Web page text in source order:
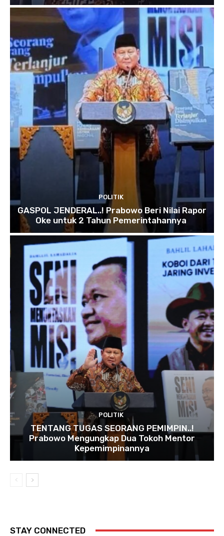
POLITIK
GASPOL JENDERAL..! Prabowo Beri Nilai Rapor
Oke untuk 2 Tahun Pemerintahannya
POLITIK
TENTANG TUGAS SEORANG PEMIMPIN..!
Prabowo Mengungkap Dua Tokoh Mentor
Kepemimpinannya
STAY CONNECTED